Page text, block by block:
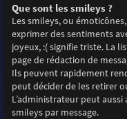
Que sont les smileys ?
Les smileys, ou
exprimer des sentiments
joyeux, :( signifie triste. La
page de rédaction de
Ils peuvent rapidement
peut décider de les retirer
L’administrateur peut
smileys par message.